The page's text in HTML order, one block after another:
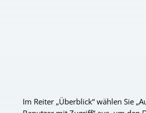
Im Reiter „Überblick“ wählen Sie